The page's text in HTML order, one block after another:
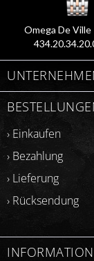
Omega De
› Einkaufen
› Bezahlung
› Lieferung
› Rücksendung